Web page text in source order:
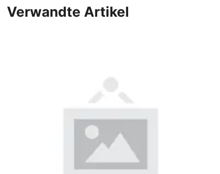
Verwandte Artikel